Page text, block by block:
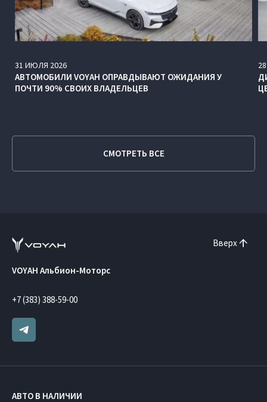
31 ИЮЛЯ 2026
АВТОМОБИЛИ VOYAH ОПРАВДЫВАЮТ ОЖИДАНИЯ У
ПОЧТИ 90% СВОИХ ВЛАДЕЛЬЦЕВ
28
СМОТРЕТЬ ВСЕ
Вверх
VOYAH Альбион-Моторс
+7 (383) 388-59-00
АВТО В НАЛИЧИИ